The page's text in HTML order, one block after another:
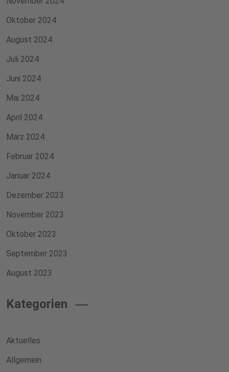
Oktober 2024
August 2024
Juli 2024
Juni 2024
Mai 2024
April 2024
März 2024
Februar 2024
Januar 2024
Dezember 2023
November 2023
Oktober 2023
September 2023
August 2023
Kategorien
Aktuelles
Allgemein